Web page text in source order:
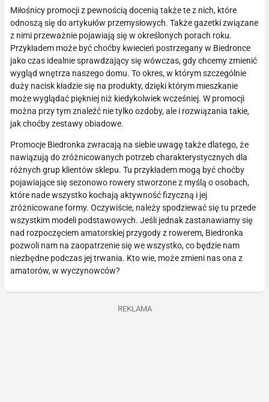
Miłośnicy promocji z pewnością docenią także te z nich, które
odnoszą się do artykułów przemysłowych. Także gazetki związane
z nimi przeważnie pojawiają się w określonych porach roku.
Przykładem może być choćby kwiecień postrzegany w Biedronce
jako czas idealnie sprawdzający się wówczas, gdy chcemy zmienić
wygląd wnętrza naszego domu. To okres, w którym szczególnie
duży nacisk kładzie się na produkty, dzięki którym mieszkanie
może wyglądać piękniej niż kiedykolwiek wcześniej. W promocji
można przy tym znaleźć nie tylko ozdoby, ale i rozwiązania takie,
jak choćby zestawy obiadowe.
Promocje Biedronka zwracają na siebie uwagę także dlatego, że
nawiązują do zróżnicowanych potrzeb charakterystycznych dla
różnych grup klientów sklepu. Tu przykładem mogą być choćby
pojawiające się sezonowo rowery stworzone z myślą o osobach,
które nade wszystko kochają aktywność fizyczną i jej
zróżnicowane formy. Oczywiście, należy spodziewać się tu przede
wszystkim modeli podstawowych. Jeśli jednak zastanawiamy się
nad rozpoczęciem amatorskiej przygody z rowerem, Biedronka
pozwoli nam na zaopatrzenie się we wszystko, co będzie nam
niezbędne podczas jej trwania. Kto wie, może zmieni nas ona z
amatorów, w wyczynowców?
REKLAMA